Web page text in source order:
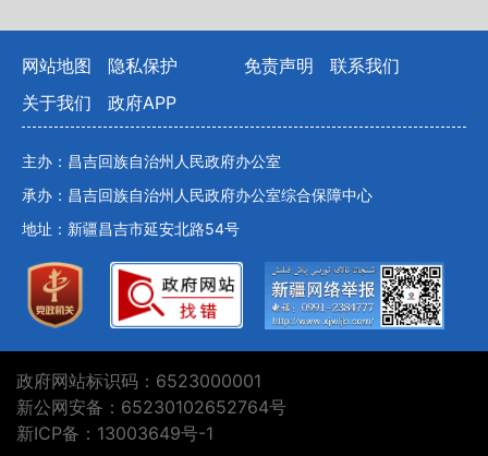
网站地图 隐私保护 免责声明
联系我们
关于我们
政府APP
主办：昌吉回族自治州人民政府办公室
承办：昌吉回族自治州人民政府办公室综合保障中心
地址：新疆昌吉市延安北路54号
政府网站标识码：6523000001
新公网安备：65230102652764号
新ICP备：13003649号-1